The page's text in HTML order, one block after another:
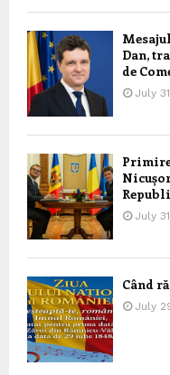
Dan,
de
July
July
Când
July